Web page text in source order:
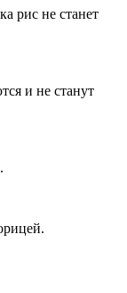
рис не станет
и не станут